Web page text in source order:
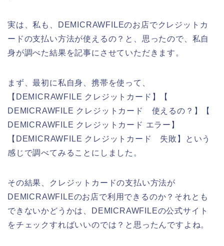
実は、私も、DEMICRAWFILEのお店でクレジットカ
ードの支払い方法が使えるの？と、思ったので、私自
身が調べた結果を記事にさせていただきます。
まず、最初に私自身、携帯を使って、
【DEMICRAWFILE クレジットカード】【
DEMICRAWFILE クレジットカード 使えるの？】【
DEMICRAWFILE クレジットカード エラー】
【DEMICRAWFILE クレジットカード 失敗】という
感じで調べてみることにしました。
その結果、クレジットカードの支払い方法が
DEMICRAWFILEのお店で利用できるのか？それとも
できないかどうかは、DEMICRAWFILEの公式サイト
をチェックすればいいのでは？と思ったんですよね。